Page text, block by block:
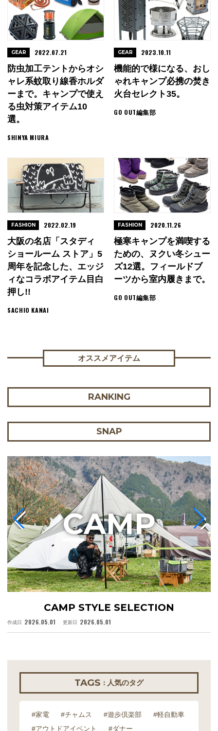
防虫加工テントからオシ
ャレ系蚊取り線香ホルダ
ーまで。キャンプで使え
る虫対策アイテム10
選。
SHINYA MIURA
GEAR 2022.07.21
機能的で様になる、おし
ゃれキャンプ必携の焚き
火台セレクト35。
GO OUT編集部
GEAR 2023.10.11
大阪の名店「スタディ
ショールーム ストア」5
周年を記念した、エッジ
ィなコラボアイテム目白
押し!!
SACHIO KANAI
FASHION 2022.02.19
極寒キャンプを満喫する
ための、ヌクい冬シュー
ズ12選。フィールドブ
ーツから室内履きまで。
GO OUT編集部
FASHION 2020.11.26
オススメアイテム
RANKING
SNAP
CAMP STYLE SELECTION
作成日 2026.05.01 更新日 2026.05.01
CAMP
TAGS : 人気のタグ
#家電 #チャムス #遊歩倶楽部
#軽自動車
#アウトドアイベント
#ダナー